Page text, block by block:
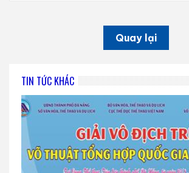
Quay lại
TIN TỨC KHÁC